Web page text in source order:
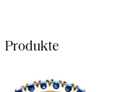
Produkte